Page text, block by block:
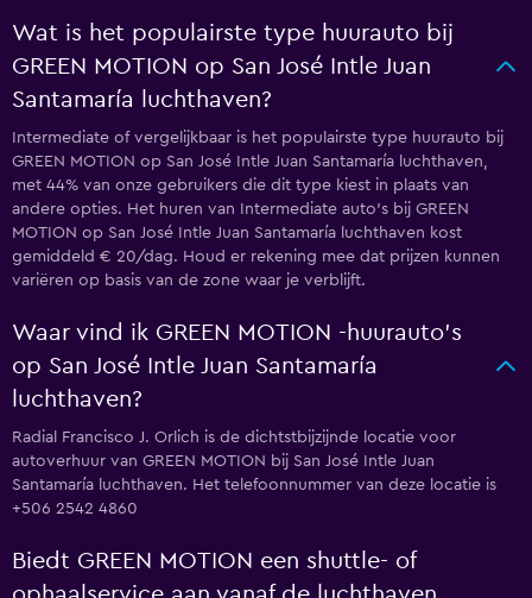
Wat is het populairste type huurauto bij
GREEN MOTION op San José Intle Juan
Santamaría luchthaven?
Intermediate of vergelijkbaar is het populairste type huurauto bij
GREEN MOTION op San José Intle Juan Santamaría luchthaven,
met 44% van onze gebruikers die dit type kiest in plaats van
andere opties. Het huren van Intermediate auto's bij GREEN
MOTION op San José Intle Juan Santamaría luchthaven kost
gemiddeld € 20/dag. Houd er rekening mee dat prijzen kunnen
variëren op basis van de zone waar je verblijft.
Waar vind ik GREEN MOTION -huurauto's
op San José Intle Juan Santamaría
luchthaven?
Radial Francisco J. Orlich is de dichtstbijzijnde locatie voor
autoverhuur van GREEN MOTION bij San José Intle Juan
Santamaría luchthaven. Het telefoonnummer van deze locatie is
+506 2542 4860
Biedt GREEN MOTION een shuttle- of